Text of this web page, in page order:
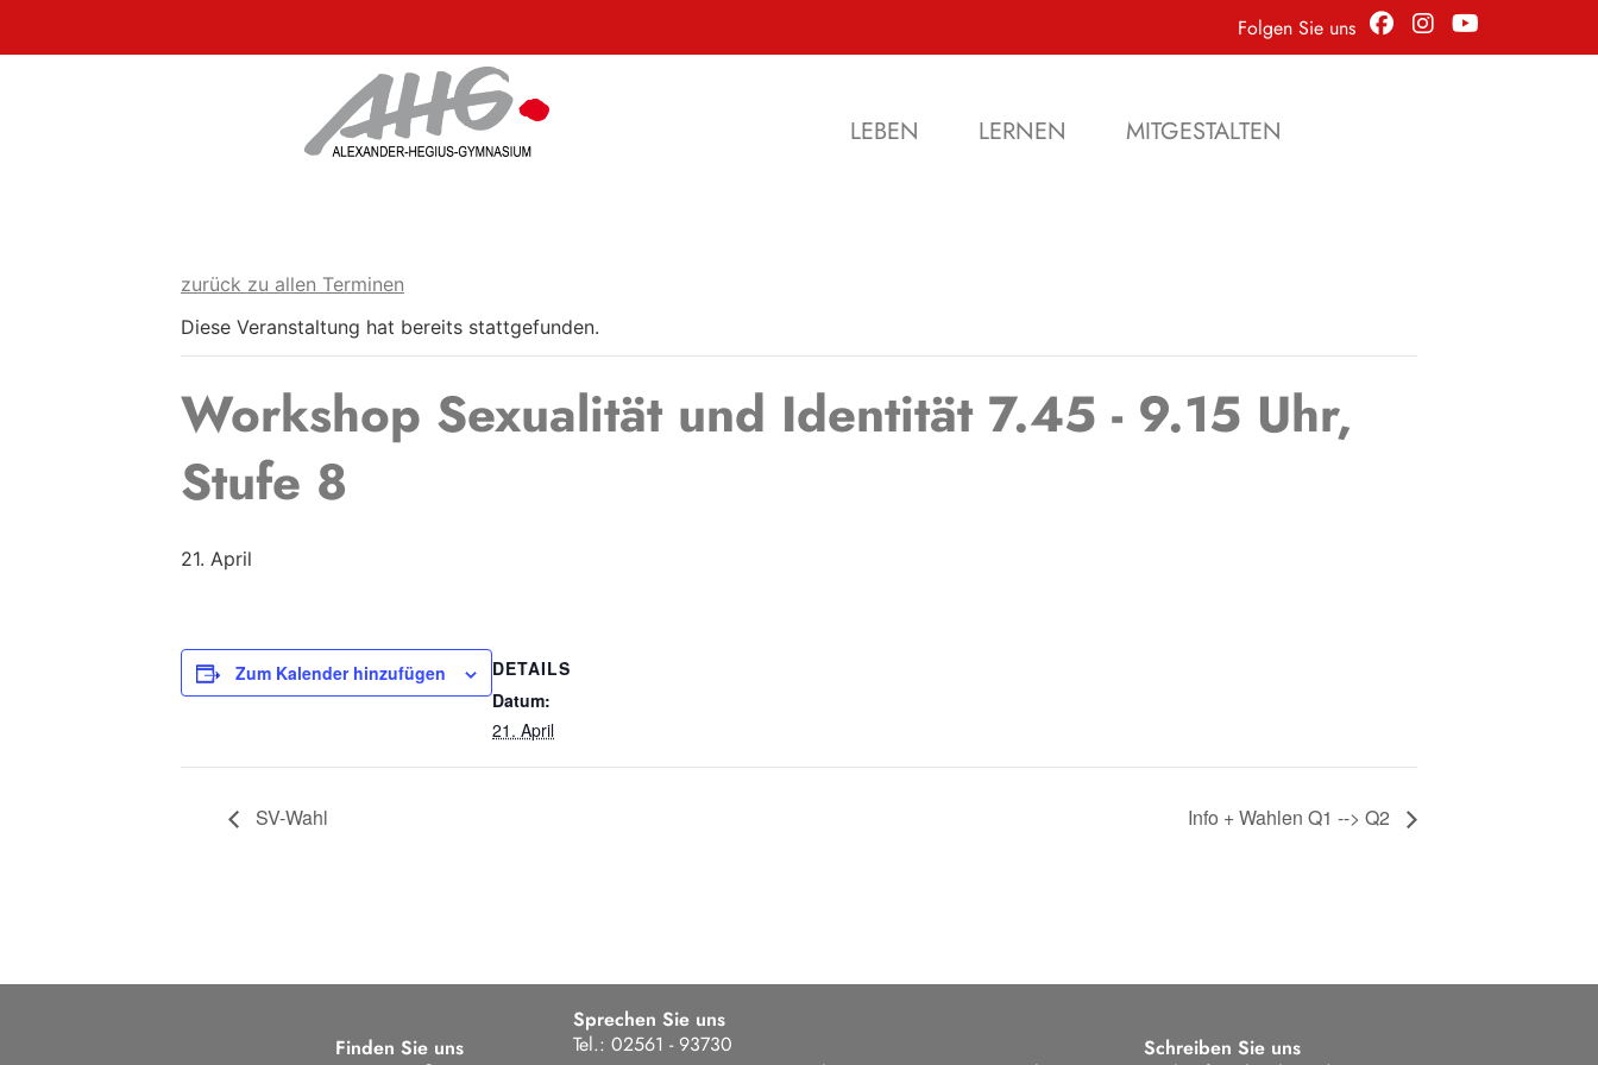
Folgen Sie uns
LEBEN LERNEN MITGESTALTEN
zurück zu allen Terminen
Diese Veranstaltung hat bereits stattgefunden.
Workshop Sexualität und Identität 7.45 - 9.15 Uhr,
Stufe 8
21. April
Zum Kalender hinzufügen
DETAILS
Datum:
21. April
SV-Wahl Info + Wahlen Q1 --> Q2
Finden Sie uns
Sprechen Sie uns
Tel.: 02561 - 93730
Schreiben Sie uns